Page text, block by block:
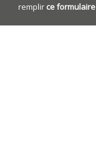
remplir ce formulaire